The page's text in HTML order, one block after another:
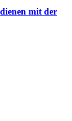
mit der